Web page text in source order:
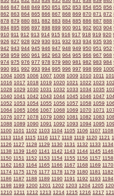
846 847 848 849 850 851 852 853 854 855 856
862 863 864 865 866 867 868 869 870 871 872
878 879 880 881 882 883 884 885 886 887 888
894 895 896 897 898 899 900 901 902 903 904
910 911 912 913 914 915 916 917 918 919 920
926 927 928 929 930 931 932 933 934 935 936
942 943 944 945 946 947 948 949 950 951 952
958 959 960 961 962 963 964 965 966 967 968
974 975 976 977 978 979 980 981 982 983 984
990 991 992 993 994 995 996 997 998 999
1004 1005 1006 1007 1008 1009 1010 1011
1016 1017 1018 1019 1020 1021 1022 1023
1028 1029 1030 1031 1032 1033 1034 1035
1040 1041 1042 1043 1044 1045 1046 1047
1052 1053 1054 1055 1056 1057 1058 1059
1064 1065 1066 1067 1068 1069 1070 1071
1076 1077 1078 1079 1080 1081 1082 1083
1088 1089 1090 1091 1092 1093 1094 1095
1100 1101 1102 1103 1104 1105 1106 1107 1108
1113 1114 1115 1116 1117 1118 1119 1120 1121
1126 1127 1128 1129 1130 1131 1132 1133 1134
1138 1139 1140 1141 1142 1143 1144 1145 1146
1150 1151 1152 1153 1154 1155 1156 1157 1158
1162 1163 1164 1165 1166 1167 1168 1169 1170
1174 1175 1176 1177 1178 1179 1180 1181 1182
1186 1187 1188 1189 1190 1191 1192 1193 1194
1198 1199 1200 1201 1202 1203 1204 1205
1210 1211 1212 1213 1214 1215 1216 1217